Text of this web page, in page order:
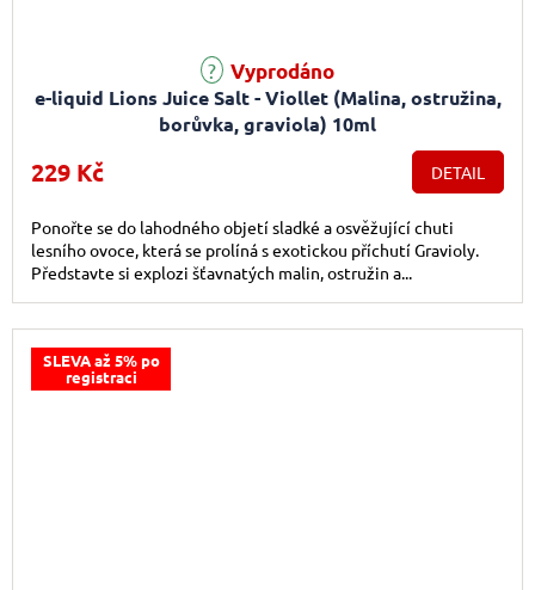
e-liquid Lions Juice Salt - Viollet (Malina, ostružina,
borůvka, graviola) 10ml
Průměrné hodnocení produktu je 5,0 z 5 hvězdiček.
Vyprodáno
229 Kč DETAIL
Ponořte se do lahodného objetí sladké a osvěžující chuti
lesního ovoce, která se prolíná s exotickou příchutí Gravioly.
Představte si explozi šťavnatých malin, ostružin a...
SLEVA až 5% po
registraci